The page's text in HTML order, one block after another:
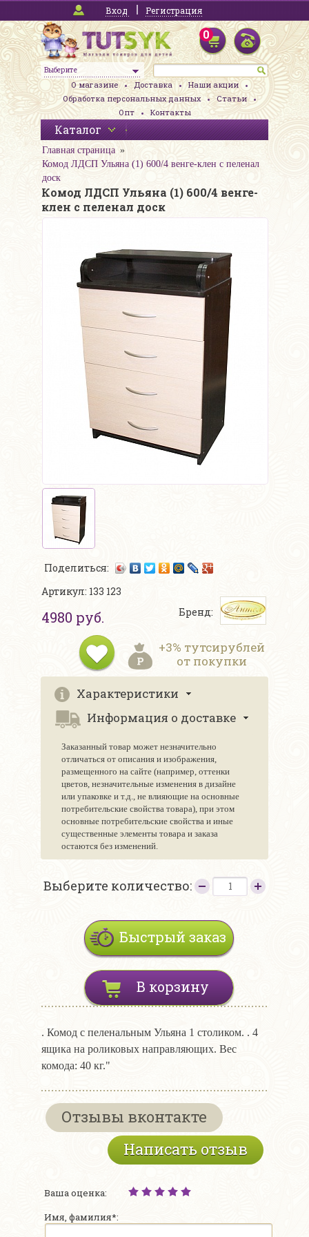
Вход Регистрация
Выберите
0
О магазине Доставка
Наши акции
Обработка персональных данных
Статьи
Опт
Контакты
Каталог
Главная страница
Комод ЛДСП Ульяна (1) 600/4 венге-клен с пеленал
доск
Комод ЛДСП Ульяна (1) 600/4 венге-
клен с пеленал доск
Поделиться:
Артикул: 133 123
4980 руб. Бренд:
+3% тутсирублей
от покупки
Характеристики
Информация о доставке
Заказанный товар может незначительно
отличаться от описания и изображения,
размещенного на сайте (например, оттенки
цветов, незначительные изменения в дизайне
или упаковке и т.д., не влияющие на основные
потребительские свойства товара), при этом
основные потребительские свойства и иные
существенные элементы товара и заказа
остаются без изменений.
Выберите количество:
Быстрый заказ
В корзину
. Комод с пеленальным Ульяна 1 столиком. . 4
ящика на роликовых направляющих. Вес
комода: 40 кг."
Отзывы вконтакте
Написать отзыв
Ваша оценка:
Имя, фамилия*: